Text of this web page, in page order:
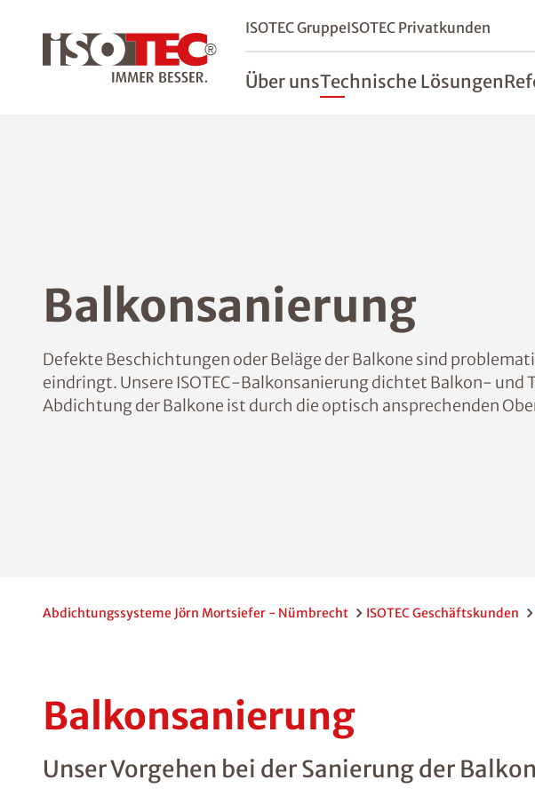
ISOTEC GruppeISOTEC Privatkunden
Über unsTechnische Lösungen
Balkonsanierung
Defekte Beschichtungen oder Beläge der Balkone sind
eindringt. Unsere ISOTEC-Balkonsanierung dichtet Balkon- und
Abdichtung der Balkone ist durch die optisch ansprechenden
Abdichtungssysteme Jörn Mortsiefer - Nümbrecht ISOTEC Geschäftskunden
Balkonsanierung
Unser Vorgehen bei der Sanierung der